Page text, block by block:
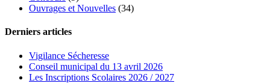
Ouvrages et Nouvelles (34)
Derniers articles
Vigilance Sécheresse
Conseil municipal du 13 avril 2026
Les Inscriptions Scolaires 2026 / 2027